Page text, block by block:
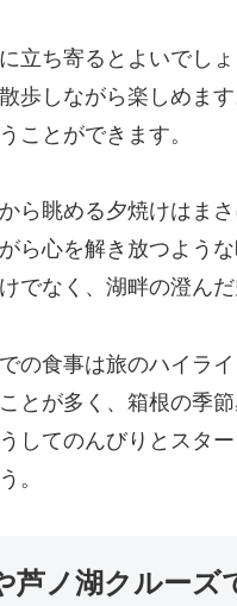
立ち寄るとよいでし
歩しながら楽しめま
ことができます。
ら眺める夕焼けはま
ら心を解き放つよう
でなく、湖畔の澄ん
の食事は旅のハイラ
とが多く、箱根の季
してのんびりとスタ
。
芦ノ湖クルーズ